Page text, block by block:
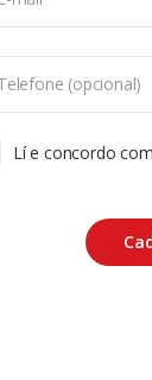
(opcional)
Lí e concordo
saber mais